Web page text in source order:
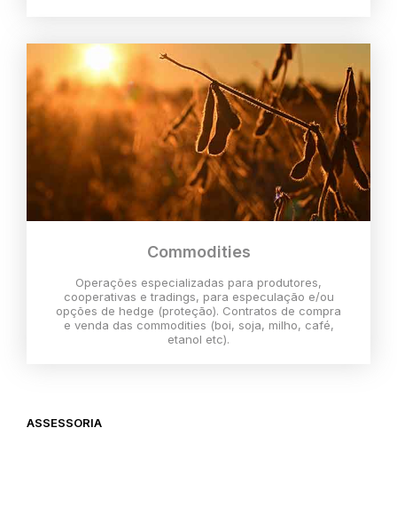
Commodities
Operações especializadas para produtores,
cooperativas e tradings, para especulação e/ou
opções de hedge (proteção). Contratos de compra
e venda das commodities (boi, soja, milho, café,
etanol etc).
ASSESSORIA